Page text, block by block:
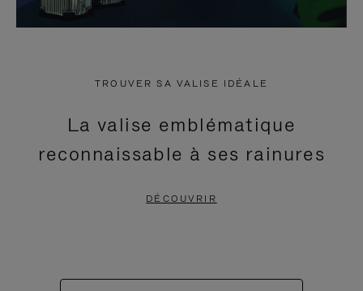
TROUVER SA VALISE IDÉALE
La valise emblématique
reconnaissable à ses rainures
DÉCOUVRIR